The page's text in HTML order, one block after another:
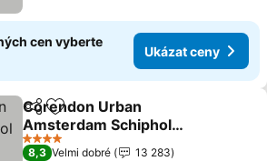
cen vyberte
Ukázat ceny
SdíletPřidat na seznam oblíbených
Corendon Urban
Amsterdam Schiphol
Airport Hotel
4 Počet hvězdiček
8,3 Velmi dobré
13 283